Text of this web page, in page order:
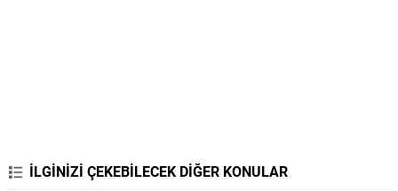
İLGİNİZİ ÇEKEBİLECEK DİĞER KONULAR